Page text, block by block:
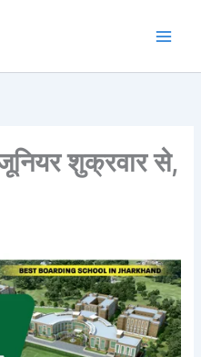
शुक्रवार से,